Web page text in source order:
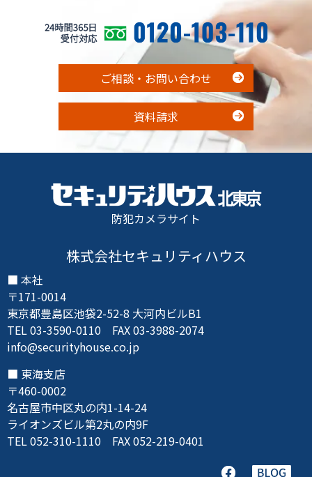
ご相談・お問い合わせ
資料請求
防犯カメラサイト
株式会社セキュリティハウス
本社
〒171-0014
東京都豊島区池袋2-52-8 大河内ビルB1
TEL 03-3590-0110 FAX 03-3988-2074
info@securityhouse.co.jp
東海支店
〒460-0002
名古屋市中区丸の内1-14-24
ライオンズビル第2丸の内9F
TEL 052-310-1110 FAX 052-219-0401